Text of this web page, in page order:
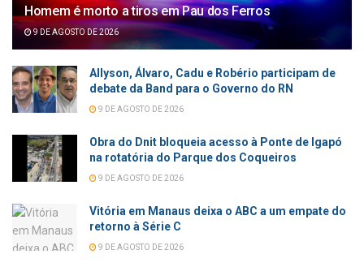
Homem é morto a tiros em Pau dos Ferros
9 DE AGOSTO DE 2026
Allyson, Álvaro, Cadu e Robério participam de
debate da Band para o Governo do RN
9 DE AGOSTO DE 2026
Obra do Dnit bloqueia acesso à Ponte de Igapó
na rotatória do Parque dos Coqueiros
9 DE AGOSTO DE 2026
Vitória em Manaus deixa o ABC a um empate do
retorno à Série C
9 DE AGOSTO DE 2026